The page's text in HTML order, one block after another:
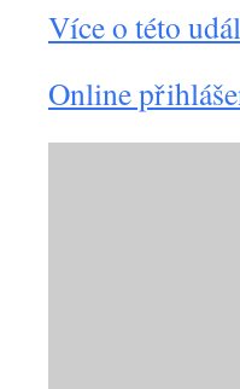
Více o této
Online